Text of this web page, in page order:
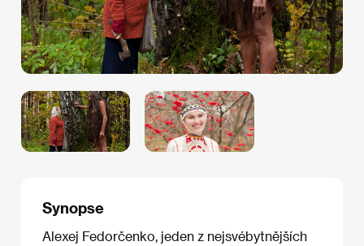
Synopse
Alexej Fedorčenko, jeden z nejsvébytnějších